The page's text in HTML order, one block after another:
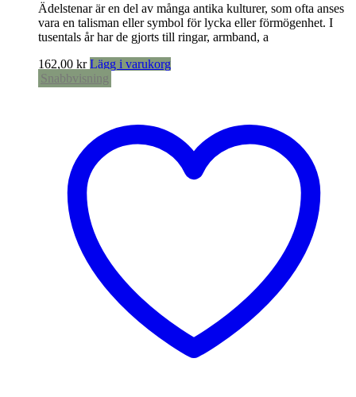
Ädelstenar är en del av många antika kulturer, som ofta anses
vara en talisman eller symbol för lycka eller förmögenhet. I
tusentals år har de gjorts till ringar, armband, a
162,00 kr Lägg i varukorg
Snabbvisning